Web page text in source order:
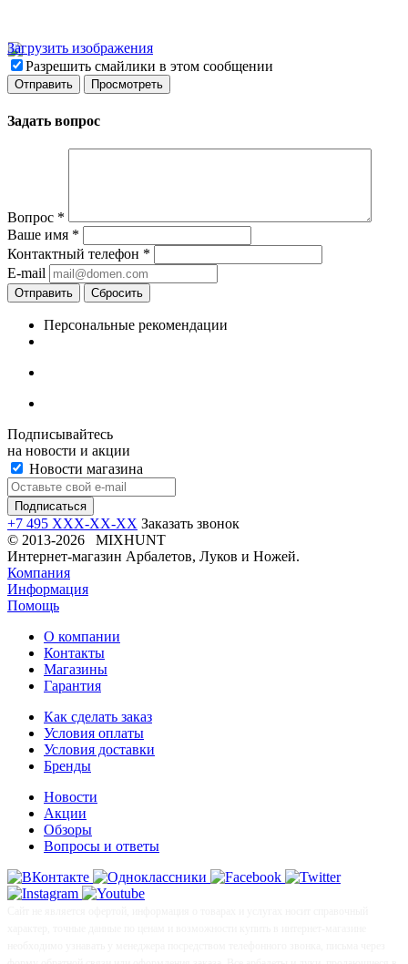
Загрузить изображения
Разрешить смайлики в этом сообщении
Задать вопрос
Вопрос *
Ваше имя *
Контактный телефон *
E-mail
Отправить Сбросить
Персональные рекомендации
Подписывайтесь
на новости и акции
Новости магазина
+7 495 XXX-XX-XX Заказать звонок
© 2013-2026 MIXHUNT
Интернет-магазин Арбалетов, Луков и Ножей.
Компания
Информация
Помощь
О компании
Контакты
Магазины
Гарантия
Как сделать заказ
Условия оплаты
Условия доставки
Бренды
Новости
Акции
Обзоры
Вопросы и ответы